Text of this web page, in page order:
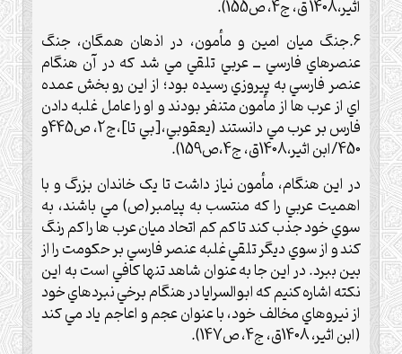
اثير،1408 ق، ج4، ص155).
6.جنگ ميان امين و مأمون، در اذهان همگان، جنگ
عنصرهاي فارسي ــ عربي تلقي مي شد که در آن هنگام
عنصر فارسي به پيروزي رسيده بود؛ از اين رو بخش عمده
اي از عرب ها از مأمون متنفر بودند و او را عامل غلبه دادن
فارس بر عرب مي دانستند (يعقوبي،[بي تا]،ج2، ص445و
450/ابن اثير،1408ق، ج4،ص159).
در اين هنگام، مأمون نياز داشت تا يک خاندان بزرگ و با
اهميت عربي را که منتسب به پيامبر(ص) مي باشند، به
سوي خود جذب کند تا کم کم اتحاد ميان عرب ها را کم رنگ
کند و از سوي ديگر تلقي غلبه عنصر فارسي بر حکومت را از
بين ببرد. در اين جا به عنوان شاهد تنها کافي است به اين
نکته اشاره کنيم که ابوالسرايا در هنگام برخي نبردهاي خود
از نيروهاي مخالف خود، با عنوان عجم و اعاجم ياد مي کند
(ابن اثير، 1408ق، ج4، ص147).